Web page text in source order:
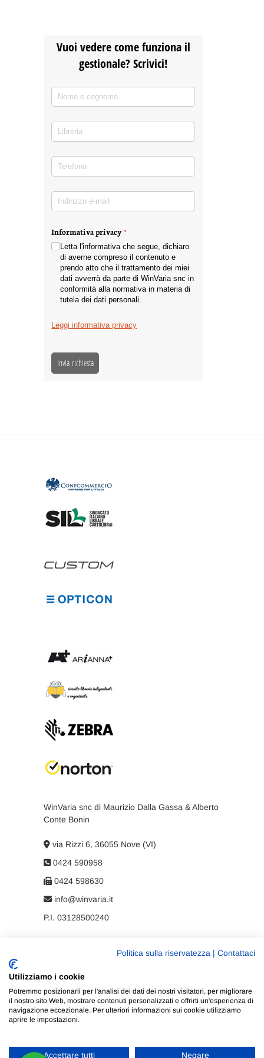
Vuoi vedere come funziona il
gestionale? Scrivici!
Nome e cognome
Libreria
Telefono
Indirizzo e-mail(richiesto)
Informativa privacy*
(richiesto)
Letta l'informativa che segue, dichiaro
di averne compreso il contenuto e
prendo atto che il trattamento dei miei
dati avverrà da parte di WinVaria snc in
conformità alla normativa in materia di
tutela dei dati personali.
Leggi informativa privacy
Invia richiesta
WinVaria snc di Maurizio Dalla Gassa & Alberto
Conte Bonin
via Rizzi 6, 36055 Nove (VI)
0424 590958
0424 598630
info@winvaria.it
P.I. 03128500240
Privacy policy
Politica sulla riservatezza Contattaci
Utilizziamo i cookie
Potremmo posizionarli per l'analisi dei dati dei nostri visitatori, per migliorare
il nostro sito Web, mostrare contenuti personalizzati e offrirti un'esperienza di
navigazione eccezionale. Per ulteriori informazioni sui cookie utilizziamo
aprire le impostazioni.
Accettare tutti Negare